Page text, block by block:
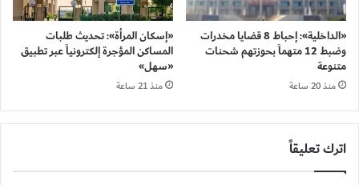
«الداخلية»: إحباط 8 قضايا مخدرات
وضبط 12 متهماً بحوزتهم شحنات
متنوعة
منذ 20 ساعة
«إسكان المرأة»: تحديث طلبات
المساكن المؤجرة إلكترونياً عبر تطبيق
«سهل»
منذ 21 ساعة
اترك تعليقاً